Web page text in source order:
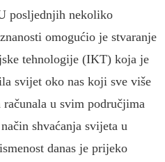
posljednjih nekoliko
omogućio je stvaranje
tehnologije (IKT) koja je
svijet oko nas koji sve više
u svim područjima
shvaćanja svijeta u
danas je prijeko